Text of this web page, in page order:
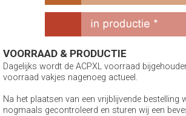
VOORRAAD & PRODUCTIE
Dagelijks wordt de ACPXL voorraad
voorraad vakjes nagenoeg actueel.
Na het plaatsen van een vrijblijvende bestelling
nogmaals gecontroleerd en sturen wij een